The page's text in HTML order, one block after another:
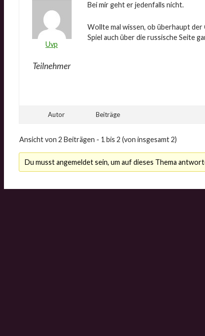
Uvp
Teilnehmer
Bei mir geht er jedenfalls nicht.
Wollte mal wissen, ob überhaupt der
Spiel auch über die russische Seite
Autor Beiträge
Ansicht von 2 Beiträgen - 1 bis 2 (von insgesamt 2)
Du musst angemeldet sein, um auf dieses Thema